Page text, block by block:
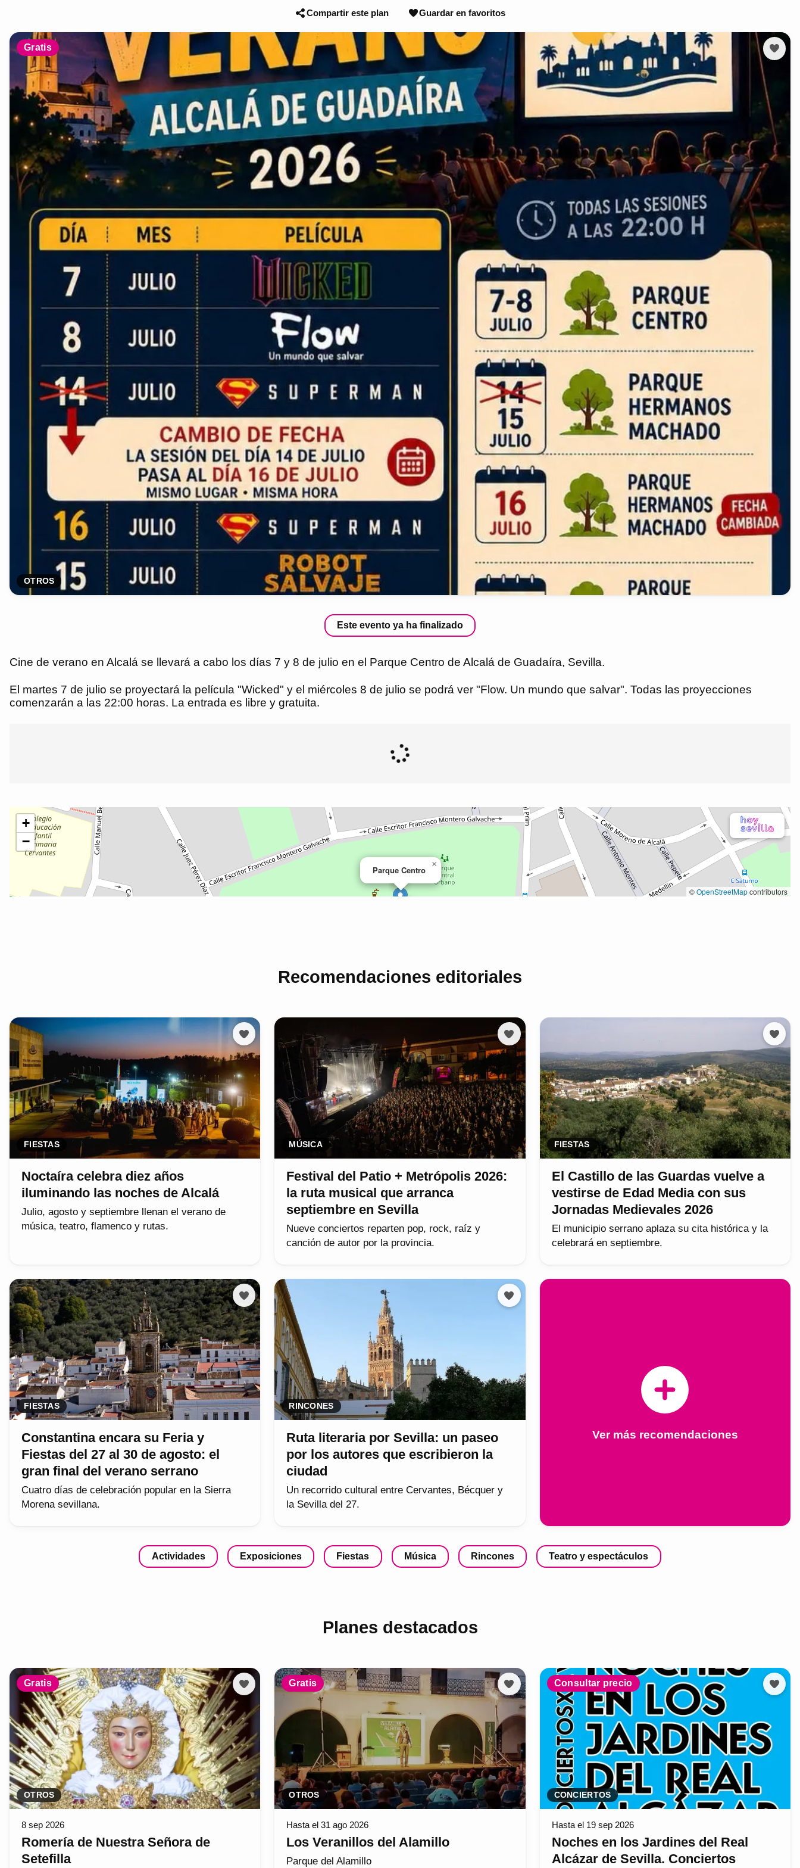
Compartir este plan Guardar en favoritos
Gratis
OTROS
Este evento ya ha finalizado
Cine de verano en Alcalá se llevará a cabo los días 7 y 8 de julio en el Parque Centro de Alcalá de Guadaíra, Sevilla.
El martes 7 de julio se proyectará la película "Wicked" y el miércoles 8 de julio se podrá ver "Flow. Un mundo que salvar". Todas las proyecciones
comenzarán a las 22:00 horas. La entrada es libre y gratuita.
Recomendaciones editoriales
FIESTAS
Noctaíra celebra diez años
iluminando las noches de Alcalá
Julio, agosto y septiembre llenan el verano de
música, teatro, flamenco y rutas.
MÚSICA
Festival del Patio + Metrópolis 2026:
la ruta musical que arranca
septiembre en Sevilla
Nueve conciertos reparten pop, rock, raíz y
canción de autor por la provincia.
FIESTAS
El Castillo de las Guardas vuelve a
vestirse de Edad Media con sus
Jornadas Medievales 2026
El municipio serrano aplaza su cita histórica y la
celebrará en septiembre.
FIESTAS
Constantina encara su Feria y
Fiestas del 27 al 30 de agosto: el
gran final del verano serrano
Cuatro días de celebración popular en la Sierra
Morena sevillana.
RINCONES
Ruta literaria por Sevilla: un paseo
por los autores que escribieron la
ciudad
Un recorrido cultural entre Cervantes, Bécquer y
la Sevilla del 27.
Ver más recomendaciones
Actividades Exposiciones Fiestas Música Rincones Teatro y espectáculos
Planes destacados
Gratis
OTROS
8 sep 2026
Romería de Nuestra Señora de
Setefilla
Gratis
OTROS
Hasta el 31 ago 2026
Los Veranillos del Alamillo
Parque del Alamillo
Consultar precio
CONCIERTOS
Hasta el 19 sep 2026
Noches en los Jardines del Real
Alcázar de Sevilla. Conciertos